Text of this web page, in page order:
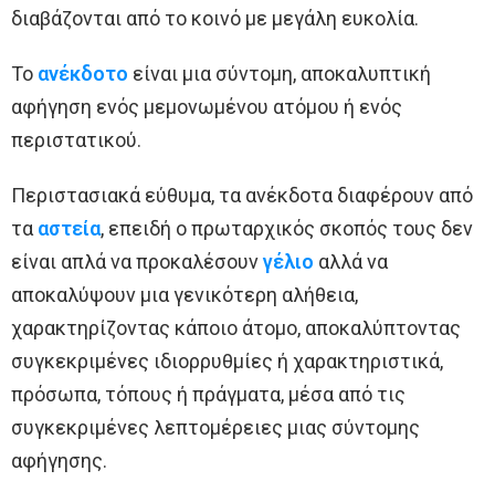
διαβάζονται από το κοινό με μεγάλη ευκολία.
Το ανέκδοτο είναι μια σύντομη, αποκαλυπτική
αφήγηση ενός μεμονωμένου ατόμου ή ενός
περιστατικού.
Περιστασιακά εύθυμα, τα ανέκδοτα διαφέρουν από
τα αστεία, επειδή ο πρωταρχικός σκοπός τους δεν
είναι απλά να προκαλέσουνγέλιο αλλά να
αποκαλύψουν μια γενικότερη αλήθεια,
χαρακτηρίζοντας κάποιο άτομο, αποκαλύπτοντας
συγκεκριμένες ιδιορρυθμίες ή χαρακτηριστικά,
πρόσωπα, τόπους ή πράγματα, μέσα από τις
συγκεκριμένες λεπτομέρειες μιας σύντομης
αφήγησης.